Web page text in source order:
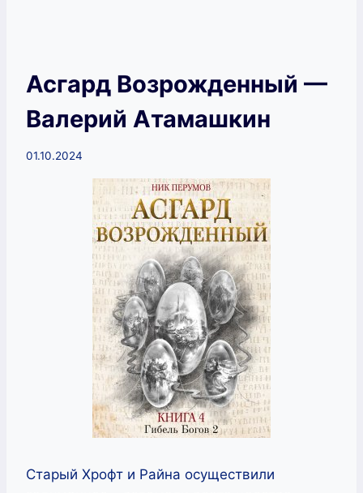
Асгард Возрожденный —
Валерий Атамашкин
01.10.2024
Старый Хрофт и Райна осуществили